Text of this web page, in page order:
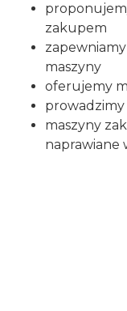
zakupem
maszyny
oferujemy
prowadzimy
maszyny
naprawiane